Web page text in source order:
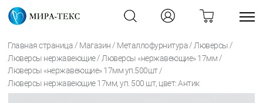
Главная страница / Магазин / Металлофурнитура / Люверсы /
Люверсы нержавеющие / Люверсы «нержавеющие» 17мм /
Люверсы «нержавеющие» 17мм уп.500шт /
Люверсы нержавеющие 17мм, уп. 500 шт, цвет: Антик